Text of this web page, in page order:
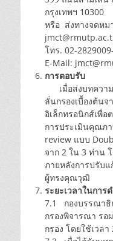
กรุงเทพฯ 10300
หรือ ส่งทางจดหม
โทร. 02-
E-Mail:
การตอบรับ
เมื่อส่งบทความ
ลั่นกรองเบื้องต้น
อิเล็กทรอนิกส์เพื่อ
การประเมินคุณภ
review แบบ
จาก 2 ใน 3 ท่าน
ภายหลังการปรับ
ผู้ทรงคุณวุฒิ
ระยะเวลาในการ
7.1 กองบรรณาธิ
กรองพิจารณา รอ
กรอง โดยใช้เวล